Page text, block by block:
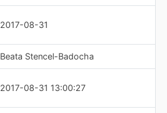
2017-08-31
Beata Stencel-Badocha
2017-08-31 13:00:27